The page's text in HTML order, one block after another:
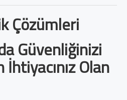
Çözümleri
Güvenliğinizi
Olan